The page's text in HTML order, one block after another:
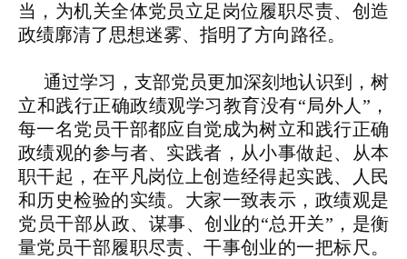
当，为机关全体党员立足岗位履职尽责、创造
政绩廓清了思想迷雾、指明了方向路径。
通过学习，支部党员更加深刻地认识到， 树
立和践行正确政绩观学习教育没有“局外人”，
每一名党员干部都应自觉成为树立和践行正确
政绩观的参与者、实践者，从小事做起、从本
职干起，在平凡岗位上创造经得起实践、人民
和历史检验的实绩。大家一致表示，政绩观是
党员干部从政、谋事、创业的“总开关”，是衡
量党员干部履职尽责、干事创业的一把标尺。